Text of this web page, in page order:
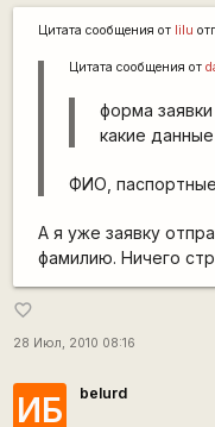
Цитата сообщения от lilu
Цитата сообщения от
форма
какие
ФИО,
А я уже заявку
фамилию. Ничего
favorite_border
28 Июл, 2010 08:16
ИБ belurd